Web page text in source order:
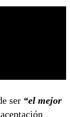
ser “el mejor